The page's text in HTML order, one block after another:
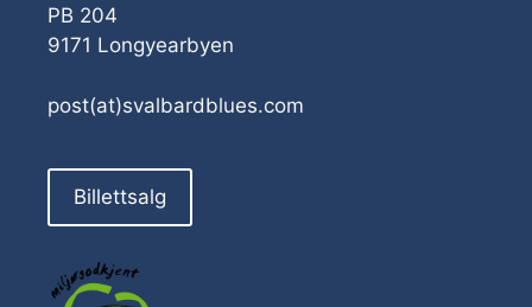
PB 204
9171 Longyearbyen
post(at)svalbardblues.com
Billettsalg